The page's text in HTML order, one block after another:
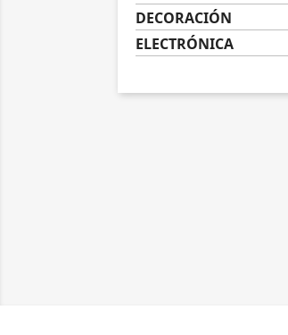
DECORACIÓN
ELECTRÓNICA